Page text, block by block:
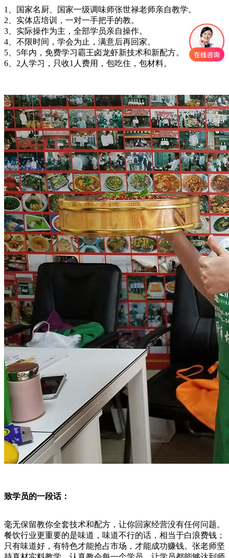
1、国家名厨、国家一级调味师张世禄老师亲自教学。
2、实体店培训，一对一手把手的教。
3、实际操作为主，全部学员亲自操作。
4、不限时间，学会为止，满意后再回家。
5、5年内，免费学习霸王卤龙虾新技术和新配方。
6、2人学习，只收1人费用，包吃住，包材料。
致学员的一段话：
毫无保留教你全套技术和配方，让你回家经营没有任何问题。
餐饮行业更重要的是味道，味道不行的话，相当于白浪费钱；
只有味道好，有特色才能抢占市场，才能成功赚钱。张老师坚